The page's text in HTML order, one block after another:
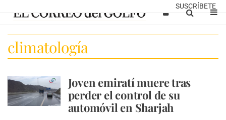
SUSCRÍBETE
climatología
Joven emiratí muere tras
perder el control de su
automóvil en Sharjah